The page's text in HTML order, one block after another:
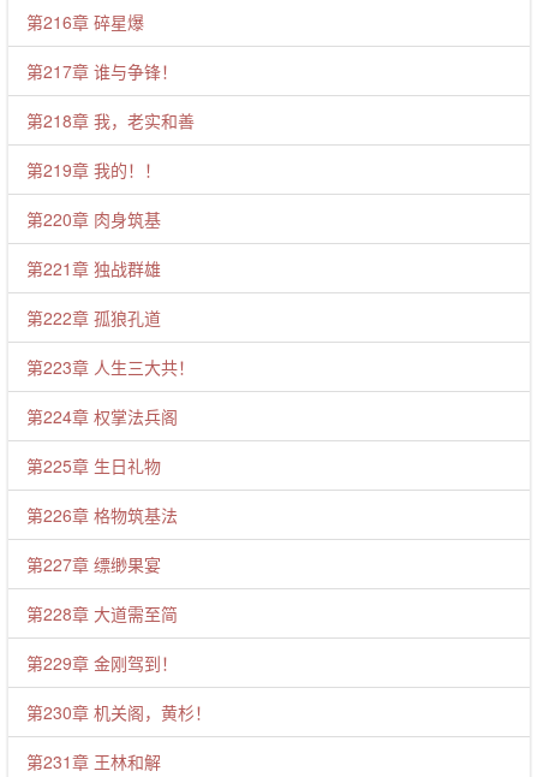
第216章 碎星爆
第217章 谁与争锋！
第218章 我，老实和善
第219章 我的！！
第220章 肉身筑基
第221章 独战群雄
第222章 孤狼孔道
第223章 人生三大共！
第224章 权掌法兵阁
第225章 生日礼物
第226章 格物筑基法
第227章 缥缈果宴
第228章 大道需至简
第229章 金刚驾到！
第230章 机关阁，黄杉！
第231章 王林和解